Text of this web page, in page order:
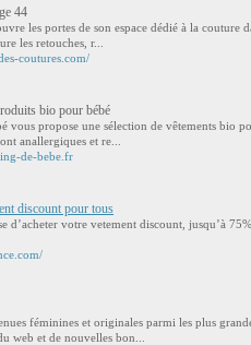
44
les portes de son espace dédié à la couture
les retouches, r...
coutures.com/
bio pour bébé
vous propose une sélection de vêtements bio
anallergiques et re...
de-bebe.fr
discount pour tous
d’acheter votre vetement discount, jusqu’à
féminines et originales parmi les plus
web et de nouvelles bon...